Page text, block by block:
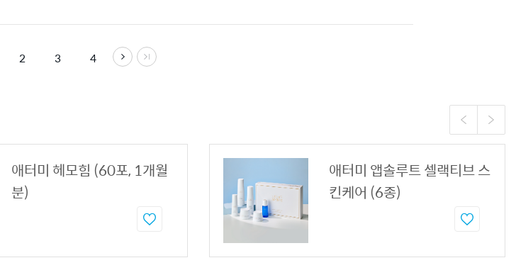
2 3 4
애터미 헤모힘 (60포, 1개월
분)
애터미 앱솔루트 셀랙티브 스
킨케어 (6종)